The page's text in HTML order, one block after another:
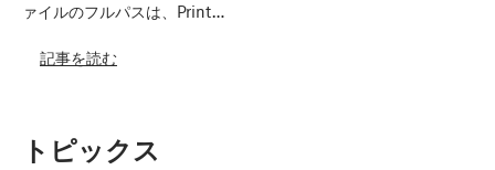
ァイルのフルパスは、Print…
記事を読む
トピックス